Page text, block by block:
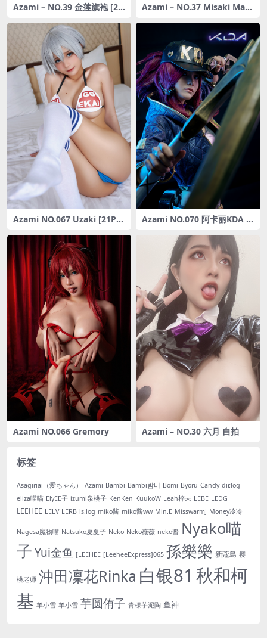
Azami – NO.39 金莲旗袍 [23
Azami – NO.37 Misaki Mart
MB]
Azami NO.067 Uzaki [21P-2
Azami NO.070 阿卡丽KDA [1
Azami NO.066 Gremory Azami – NO.30 六月 自拍
标签
Asagiriai（愛ちゃん） Azami Bambi Bambi밤비 Bomi Byoru Candy dir.log
eliza喵喵 ElyEE子 izumi泉桃子 KenKen KuukoW Leah梓未 LEBE LEDG
LEEHEE LELV LERB ls.log miko酱 miko酱ww Min.E MisswarmJ Money冷冷
Nagesa魔物喵 Natsuko夏夏子 Neko Neko薇薇 neko酱 Nyako喵
子Yui金鱼 [LEEHEE [LeeheeExpress]065 孫樂樂 新蔻島 樱
桃老师 沖田凜花Rinka 白银81 秋和柯
基 羊小雪 羊小雪 芋圆侑子 青稞芋泥陶 鱼神